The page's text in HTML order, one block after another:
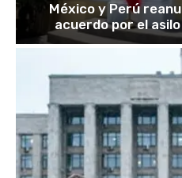
México y Perú
acuerdo por el